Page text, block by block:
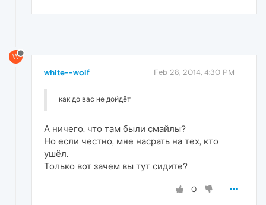
W
white--wolf Feb 28, 2014, 4:30 PM
как до вас не дойдёт
А ничего, что там были смайлы?
Но если честно, мне насрать на тех, кто
ушёл.
Только вот зачем вы тут сидите?
0